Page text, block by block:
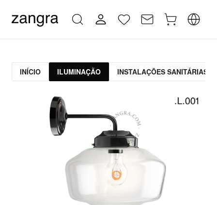
INÍCIO ILUMINAÇÃO INSTALAÇÕES SANITÁRIAS